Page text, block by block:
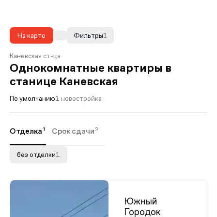
На карте 1
Фильтры
Каневская ст-ца
Однокомнатные квартиры в
станице Каневская
По умолчанию1 новостройка
Отделка1 Срок сдачи2
без отделки1
Южный
Городок